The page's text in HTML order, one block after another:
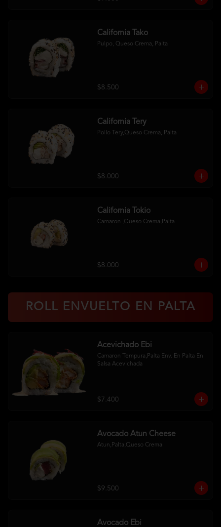
California Tako
Pulpo, Queso Crema, Palta
$8.500
California Tery
Pollo Tery,Queso Crema, Palta
$8.000
California Tokio
Camaron ,Queso Crema,Palta
$8.000
ROLL ENVUELTO EN PALTA
Acevichado Ebi
Camaron Tempura,Palta Env. En Palta En
Salsa Acevichada
$7.400
Avocado Atun Cheese
Atun,Palta,Queso Crema
$9.500
Avocado Ebi